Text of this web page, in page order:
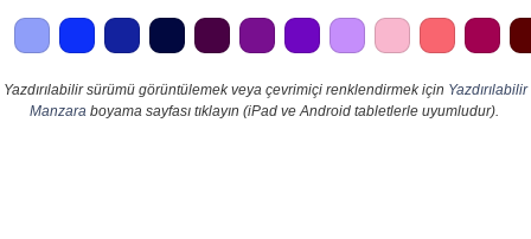
Yazdırılabilir sürümü görüntülemek veya çevrimiçi renklendirmek için Yazdırılabilir
Manzara boyama sayfası tıklayın (iPad ve Android tabletlerle uyumludur).